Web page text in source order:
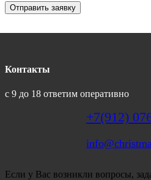
Отправить заявку
Контакты
с 9 до 18 ответим оперативно
+7(912)
Если у Вас возникли вопросы,